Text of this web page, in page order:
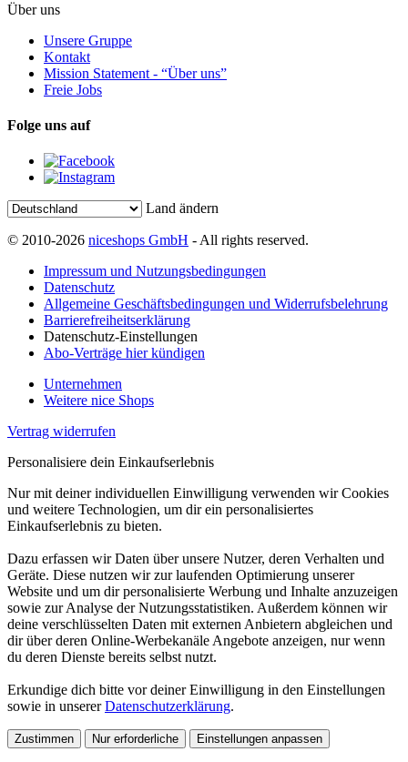
Über uns
Unsere Gruppe
Kontakt
Mission Statement - “Über uns”
Freie Jobs
Folge uns auf
Land ändern
© 2010-2026 niceshops GmbH - All rights reserved.
Impressum und Nutzungsbedingungen
Datenschutz
Allgemeine Geschäftsbedingungen und Widerrufsbelehrung
Barrierefreiheitserklärung
Datenschutz-Einstellungen
Abo-Verträge hier kündigen
Unternehmen
Weitere nice Shops
Vertrag widerrufen
Personalisiere dein Einkaufserlebnis
Nur mit deiner individuellen Einwilligung verwenden wir Cookies
und weitere Technologien, um dir ein personalisiertes
Einkaufserlebnis zu bieten.
Dazu erfassen wir Daten über unsere Nutzer, deren Verhalten und
Geräte. Diese nutzen wir zur laufenden Optimierung unserer
Website und um dir personalisierte Werbung und Inhalte anzuzeigen
sowie zur Analyse der Nutzungsstatistiken. Außerdem können wir
deine verschlüsselten Daten mit externen Anbietern abgleichen und
dir über deren Online-Werbekanäle Angebote anzeigen, nur wenn
du deren Dienste bereits selbst nutzt.
Erkundige dich bitte vor deiner Einwilligung in den Einstellungen
sowie in unsererDatenschutzerklärung.
Zustimmen Nur erforderliche Einstellungen anpassen